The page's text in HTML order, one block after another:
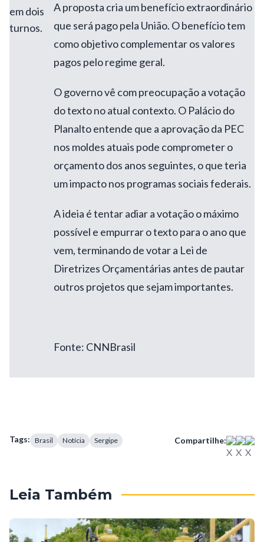
em dois
turnos.
A proposta cria um benefício extraordinário
que será pago pela União. O benefício tem
como objetivo complementar os valores
pagos pelo regime geral.
O governo vê com preocupação a votação
do texto no atual contexto. O Palácio do
Planalto entende que a aprovação da PEC
nos moldes atuais pode comprometer o
orçamento dos anos seguintes, o que teria
um impacto nos programas sociais federais.
A ideia é tentar adiar a votação o máximo
possível e empurrar o texto para o ano que
vem, terminando de votar a Lei de
Diretrizes Orçamentárias antes de pautar
outros projetos que sejam importantes.
Fonte: CNNBrasil
Tags: Brasil Notícia Sergipe Compartilhe:
Leia Também